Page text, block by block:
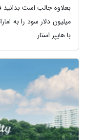
میلیون دلار سود را به
با هایپر استار...